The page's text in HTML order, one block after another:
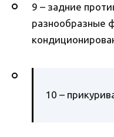
9 – задние
разнообразные
10 –